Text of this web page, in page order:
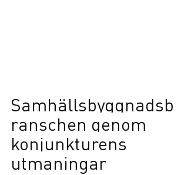
Samhällsbyggnadsb
ranschen genom
konjunkturens
utmaningar